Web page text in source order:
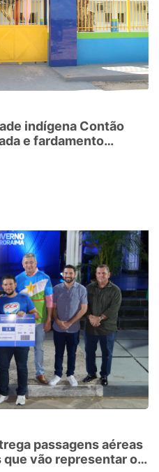
indígena Contão
e fardamento
passagens aéreas
vão representar o